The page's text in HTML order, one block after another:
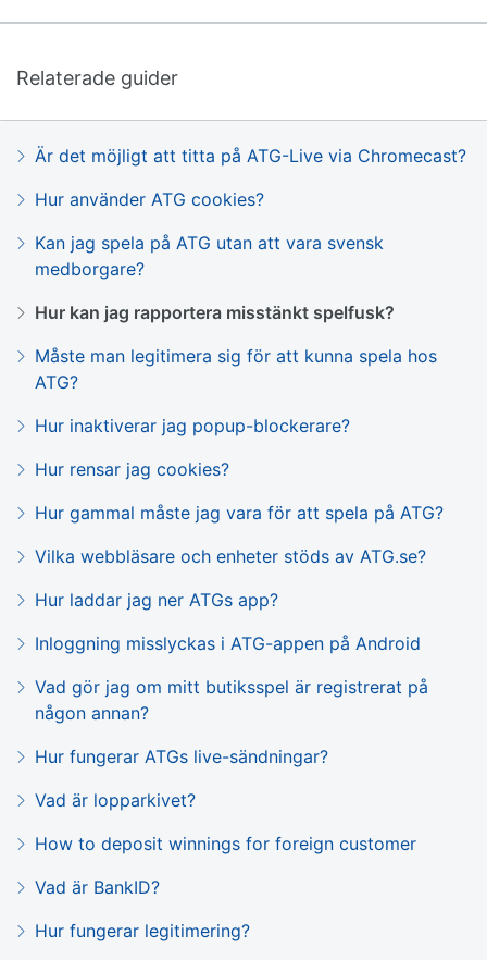
Relaterade guider
Är det möjligt att titta på ATG-Live via Chromecast?
Hur använder ATG cookies?
Kan jag spela på ATG utan att vara svensk
medborgare?
Hur kan jag rapportera misstänkt spelfusk?
Måste man legitimera sig för att kunna spela hos
ATG?
Hur inaktiverar jag popup-blockerare?
Hur rensar jag cookies?
Hur gammal måste jag vara för att spela på ATG?
Vilka webbläsare och enheter stöds av ATG.se?
Hur laddar jag ner ATGs app?
Inloggning misslyckas i ATG-appen på Android
Vad gör jag om mitt butiksspel är registrerat på
någon annan?
Hur fungerar ATGs live-sändningar?
Vad är lopparkivet?
How to deposit winnings for foreign customer
Vad är BankID?
Hur fungerar legitimering?